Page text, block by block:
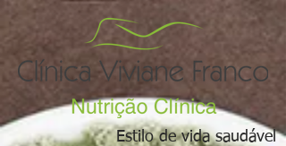
Estilo de vida saudável